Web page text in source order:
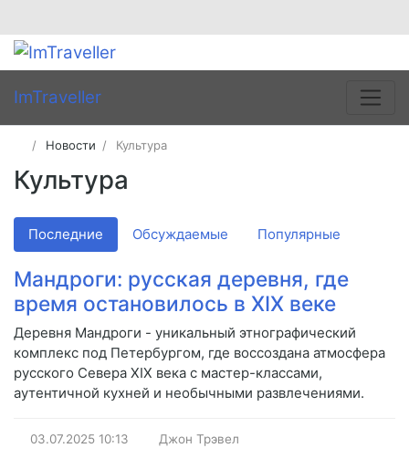
ImTraveller
Новости Культура
Культура
Последние Обсуждаемые Популярные
Мандроги: русская деревня, где
время остановилось в XIX веке
Деревня Мандроги - уникальный этнографический
комплекс под Петербургом, где воссоздана атмосфера
русского Севера XIX века с мастер-классами,
аутентичной кухней и необычными развлечениями.
03.07.2025 10:13 Джон Трэвел